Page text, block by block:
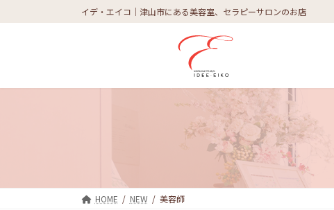
ン
へ
ビ
ョ
イデ・エイコ｜津山市にある美容室、セラピーサロンのお店
HOME NEW 美容師